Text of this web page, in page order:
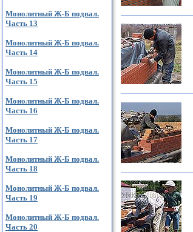
Монолитный Ж-Б подвал.
Часть 13
Монолитный Ж-Б подвал.
Часть 14
Монолитный Ж-Б подвал.
Часть 15
Монолитный Ж-Б подвал.
Часть 16
Монолитный Ж-Б подвал.
Часть 17
Монолитный Ж-Б подвал.
Часть 18
Монолитный Ж-Б подвал.
Часть 19
Монолитный Ж-Б подвал.
Часть 20